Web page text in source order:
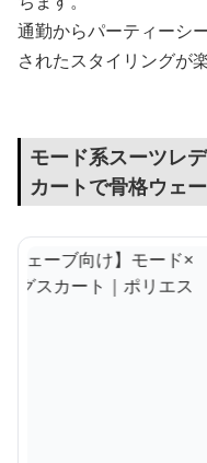
通勤からパーティーシ
されたスタイリングが
モード系スーツレ
カートで骨格ウェ